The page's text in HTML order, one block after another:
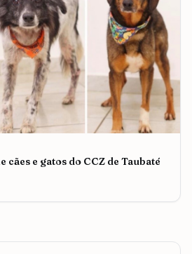
cães e gatos do CCZ de Taubaté